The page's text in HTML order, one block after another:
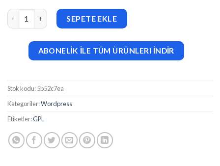
Carbon v3.1.2 Clean Minimal Multipurpose WordPress Theme
SEPETE EKLE
ABONELİK İLE TÜM ÜRÜNLERI İNDİR
Stok kodu:5b52c7ea
Kategoriler:Wordpress
Etiketler:GPL